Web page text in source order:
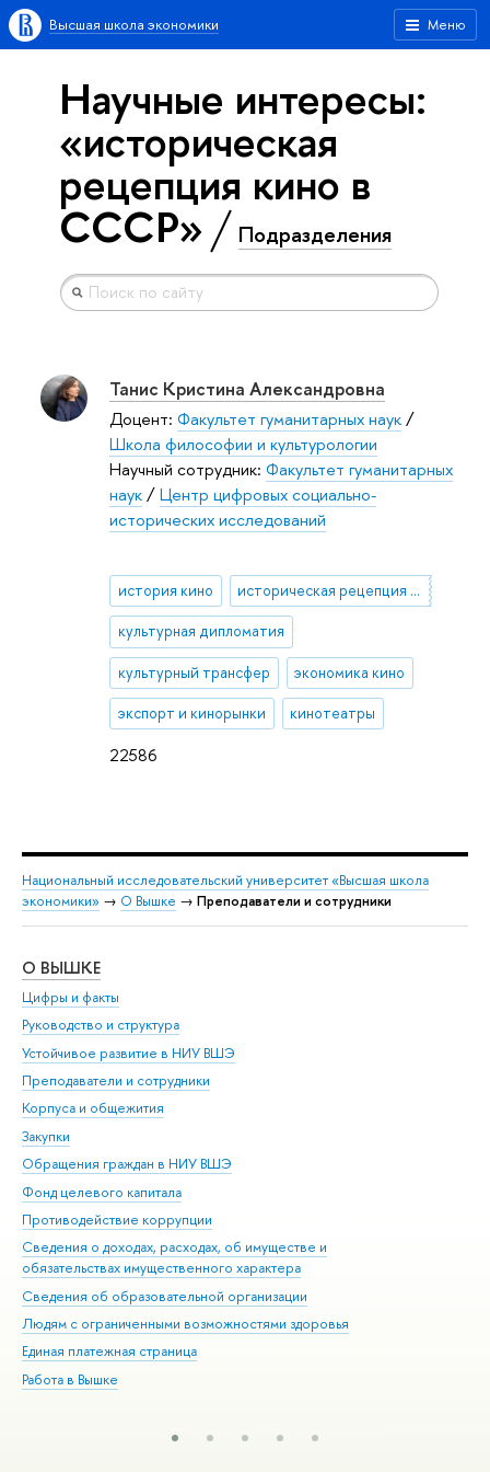
Меню
Высшая школа экономики
Научные интересы:
«историческая
рецепция кино в
СССР» Подразделения
22586
Танис Кристина Александровна
Доцент: Факультет гуманитарных наук/
Школа философии и культурологии
Научный сотрудник: Факультет гуманитарных
наук/Центр цифровых социально-
исторических исследований
история кино историческая рецепция кино в СССР
культурная дипломатия
культурный трансфер экономика кино
экспорт и кинорынки кинотеатры
Национальный исследовательский университет «Высшая школа
экономики» → О Вышке → Преподаватели и сотрудники
О ВЫШКЕ
Цифры и факты
Руководство и структура
Устойчивое развитие в НИУ ВШЭ
Преподаватели и сотрудники
Корпуса и общежития
Закупки
Обращения граждан в НИУ ВШЭ
Фонд целевого капитала
Противодействие коррупции
Сведения о доходах, расходах, об имуществе и
обязательствах имущественного характера
Сведения об образовательной организации
Людям с ограниченными возможностями здоровья
Единая платежная страница
Работа в Вышке